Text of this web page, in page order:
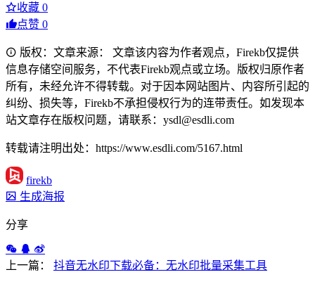
收藏 0
点赞 0
版权：文章来源： 文章该内容为作者观点，Firekb仅提供
信息存储空间服务，不代表Firekb观点或立场。版权归原作者
所有，未经允许不得转载。对于因本网站图片、内容所引起的
纠纷、损失等，Firekb不承担侵权行为的连带责任。如发现本
站文章存在版权问题，请联系：ysdl@esdli.com
转载请注明出处：https://www.esdli.com/5167.html
firekb
生成海报
分享
上一篇： 抖音无水印下载必备：无水印批量采集工具